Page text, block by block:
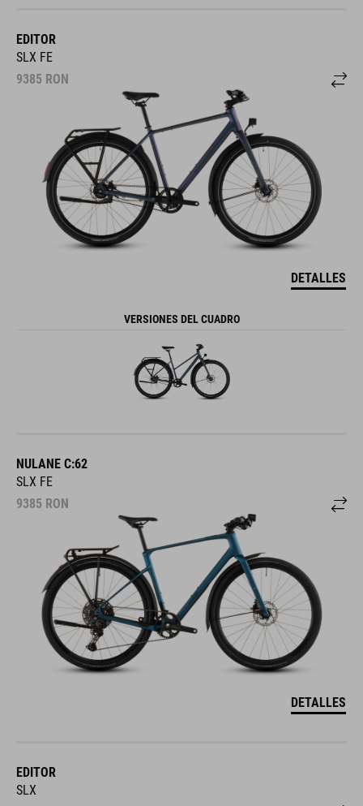
EDITOR
SLX FE
9385 RON
DETALLES
VERSIONES DEL CUADRO
NULANE C:62
SLX FE
9385 RON
DETALLES
EDITOR
SLX